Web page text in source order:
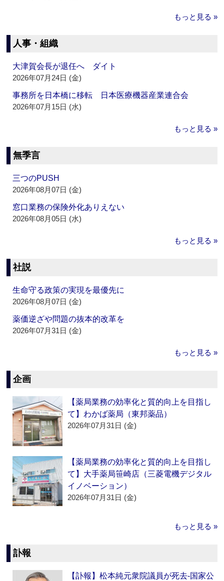
もっと見る »
人事・組織
大津賀会長が退任へ ダイト
2026年07月24日 (金)
事務所を日本橋に移転 日本医療機器産業連合会
2026年07月15日 (水)
もっと見る »
無季言
三つのPUSH
2026年08月07日 (金)
窓口業務の保険外化ありえない
2026年08月05日 (水)
もっと見る »
社説
生命守る政策の実現を最優先に
2026年08月07日 (金)
薬価逆ざや問題の抜本的改革を
2026年07月31日 (金)
もっと見る »
企画
【薬局業務の効率化と質的向上を目指し
て】わかば薬局（東邦薬品）
2026年07月31日 (金)
【薬局業務の効率化と質的向上を目指し
て】大手薬局笹崎店（三菱電機デジタル
イノベーション）
2026年07月31日 (金)
もっと見る »
訃報
【訃報】松本純元衆院議員が死去‐国家公